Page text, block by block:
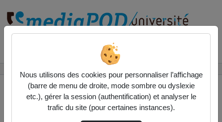
Nous utilisons des cookies pour personnaliser l’affichage
(barre de menu de droite, mode sombre ou dyslexie
etc.), gérer la session (authentification) et analyser le
trafic du site (pour certaines instances).